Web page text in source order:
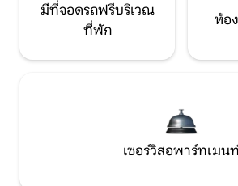
มีที่จอดรถฟรีบริเวณ
ที่พัก
ห้อ
เซอร์วิสอพาร์ทเมน